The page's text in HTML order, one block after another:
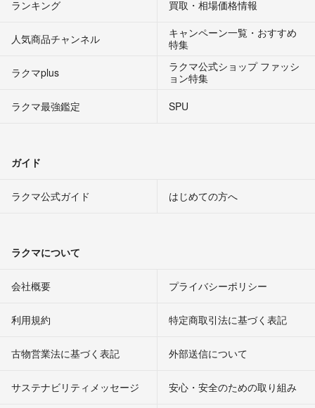
ランキング 買取・相場価格情報
人気商品チャンネル
キャンペーン一覧・おすすめ
特集
ラクマplus
ラクマ公式ショップ ファッシ
ョン特集
ラクマ最強鑑定
SPU
ガイド
ラクマ公式ガイド はじめての方へ
ラクマについて
会社概要 プライバシーポリシー
利用規約 特定商取引法に基づく表記
古物営業法に基づく表記 外部送信について
サステナビリティメッセージ 安心・安全のための取り組み